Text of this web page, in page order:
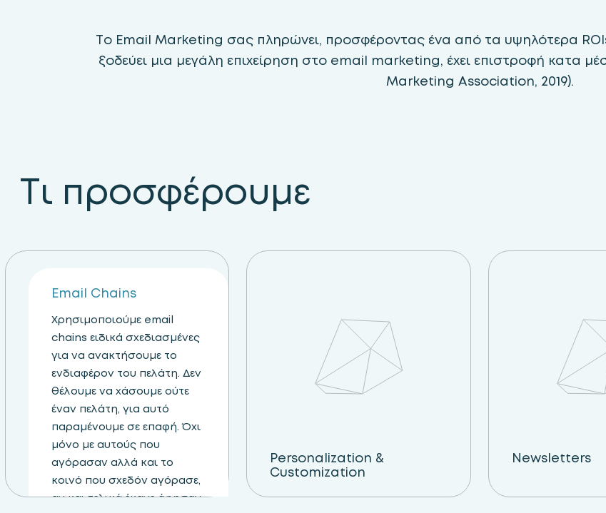
Το Email Marketing σας πληρώνει, προσφέροντας ένα από τα υψηλότερα
ξοδεύει μια μεγάλη επιχείρηση στο email marketing, έχει επιστροφή κατα
Marketing Association, 2019).
Τι προσφέρουμε
Email Chains
Χρησιμοποιούμε email
chains ειδικά σχεδιασμένες
για να ανακτήσουμε το
ενδιαφέρον του πελάτη. Δεν
θέλουμε να χάσουμε ούτε
έναν πελάτη, για αυτό
παραμένουμε σε επαφή. Όχι
μόνο με αυτούς που
αγόρασαν αλλά και το
κοινό που σχεδόν αγόρασε,
αν και τελικά έκανε άφησαν
Personalization &
Customization
Newsletters